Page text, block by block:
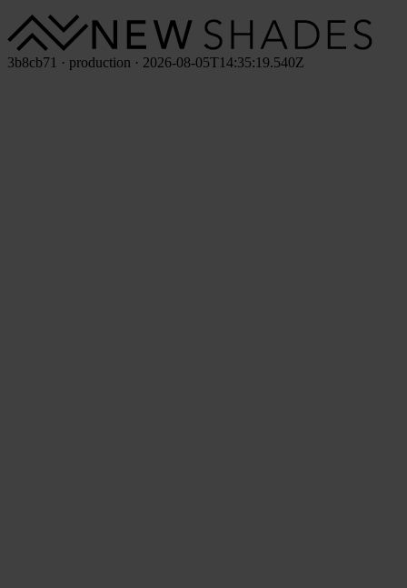
3b8cb71 · production · 2026-08-05T14:35:19.540Z